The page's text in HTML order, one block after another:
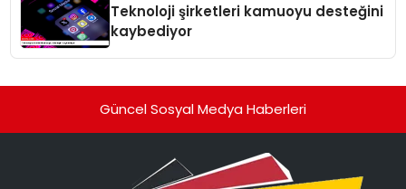
Teknoloji şirketleri kamuoyu desteğini
kaybediyor
Güncel Sosyal Medya Haberleri